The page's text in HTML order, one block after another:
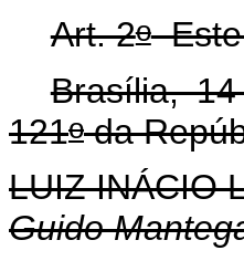
Art. 2oEste
Brasília,
121oda
LUIZ INÁCIO
Guido